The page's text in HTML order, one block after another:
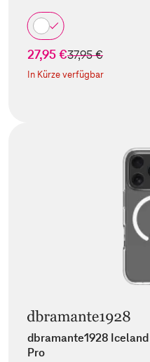
27,95 €statt
37,95 €
In Kürze verfügbar
dbramante1928 Iceland
Pro